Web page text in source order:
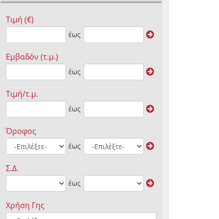
Τιμή (€)
έως
Εμβαδόν (τ.μ.)
έως
Τιμή/τ.μ.
έως
Όροφος
έως
Σ.Δ.
έως
Χρήση Γης